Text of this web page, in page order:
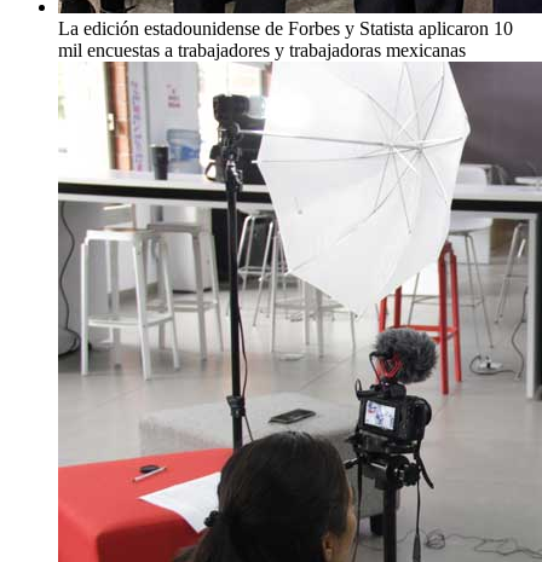
La edición estadounidense de Forbes y Statista aplicaron 10
mil encuestas a trabajadores y trabajadoras mexicanas